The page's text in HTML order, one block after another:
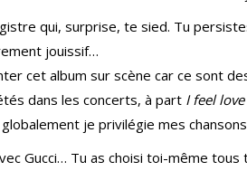
qui, surprise, te sied. Tu
jouissif…
cet album sur scène car ce sont
dans les concerts, à part I feel love
je privilégie mes
Gucci… Tu as choisi toi-même tous